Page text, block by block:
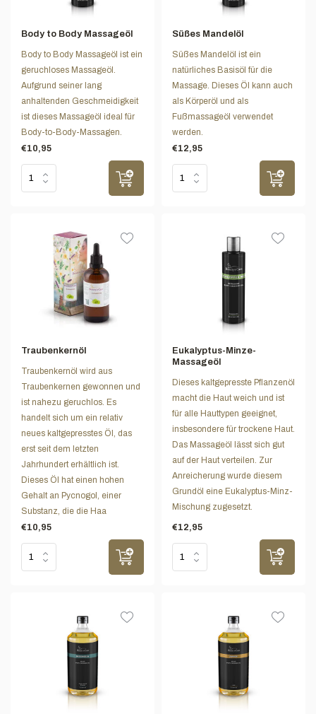
Body to Body Massageöl
Body to Body Massageöl ist ein
geruchloses Massageöl.
Aufgrund seiner lang
anhaltenden Geschmeidigkeit
ist dieses Massageöl ideal für
Body-to-Body-Massagen.
€10,95
Süßes Mandelöl
Süßes Mandelöl ist ein
natürliches Basisöl für die
Massage. Dieses Öl kann auch
als Körperöl und als
Fußmassageöl verwendet
werden.
€12,95
Traubenkernöl
Traubenkernöl wird aus
Traubenkernen gewonnen und
ist nahezu geruchlos. Es
handelt sich um ein relativ
neues kaltgepresstes Öl, das
erst seit dem letzten
Jahrhundert erhältlich ist.
Dieses Öl hat einen hohen
Gehalt an Pycnogol, einer
Substanz, die die Haa
€10,95
Eukalyptus-Minze-
Massageöl
Dieses kaltgepresste Pflanzenöl
macht die Haut weich und ist
für alle Hauttypen geeignet,
insbesondere für trockene Haut.
Das Massageöl lässt sich gut
auf der Haut verteilen. Zur
Anreicherung wurde diesem
Grundöl eine Eukalyptus-Minz-
Mischung zugesetzt.
€12,95